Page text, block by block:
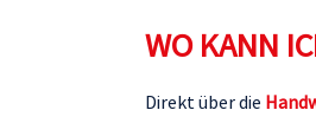
WO KANN
Direkt über die